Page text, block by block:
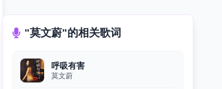
"莫文蔚"的相关歌词
呼吸有害
莫文蔚